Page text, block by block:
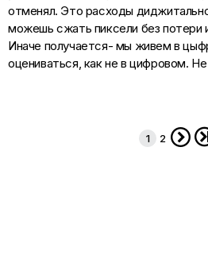
отменял. Это расходы
можешь сжать пиксели без потери
Иначе получается- мы живем в
оцениваться, как не в цифровом. Не
1 2 